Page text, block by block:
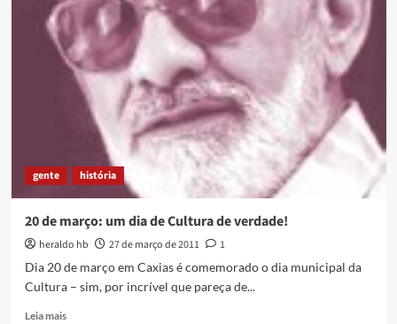
Duque
Caxias
gente história
20 de março: um dia de Cultura de verdade!
heraldo hb 27 de março de 2011
1
Dia 20 de março em Caxias é comemorado o dia municipal da
Cultura – sim, por incrível que pareça de...
Leia maisRead